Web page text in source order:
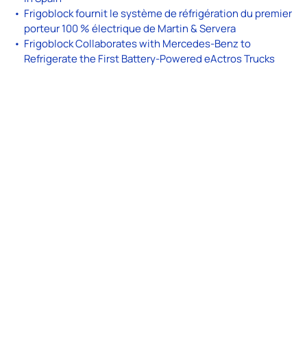
Frigoblock fournit le système de réfrigération du premier
porteur 100 % électrique de Martin & Servera
Frigoblock Collaborates with Mercedes-Benz to
Refrigerate the First Battery-Powered eActros Trucks